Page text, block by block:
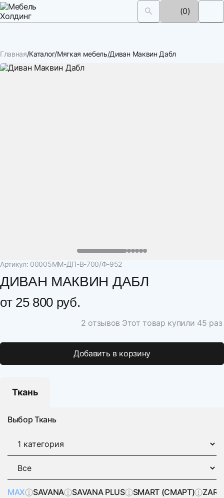
(0)
Главная Каталог Мягкая мебель Диван Маквин Дабл
Артикул: 00005ММ-ДП-В-700/Ф-952
ДИВАН МАКВИН ДАБЛ
от 25 800 руб.
2 отзывов Этот товар купили 45 раз
Добавить в корзину
Ткань
Выбор Ткань
MAX SAVANA SAVANA PLUS SMART (СМАРТ) ZARA